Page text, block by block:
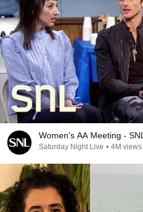
Women's AA Meeting - SNL
Saturday Night Live • 4M views